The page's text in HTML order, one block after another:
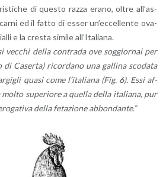
di que­sto razza erano, oltre al­l’as­
ed il fatto di esser un’ec­cel­len­te ova­
e la cre­sta si­mi­le al­l’I­ta­lia­na.
vec­chi della con­tra­da ove sog­gior­nai per
Ca­ser­ta) ri­cor­da­no una gal­li­na sco­da­ta
quasi come l’i­ta­lia­na (Fig. 6). Essi af­
molto su­pe­rio­re a quel­la della ita­lia­na, pur
della fe­ta­zio­ne ab­bon­dan­te.”